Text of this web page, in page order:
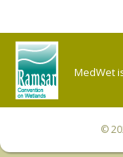
MedWet
©